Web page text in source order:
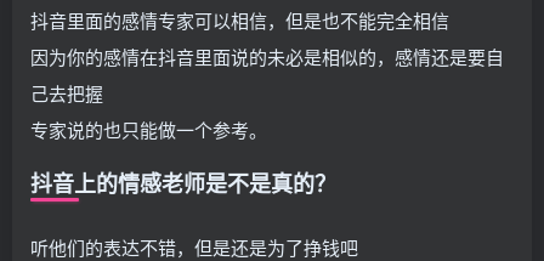
抖音里面的感情专家可以相信，但是也不能完全相信
因为你的感情在抖音里面说的未必是相似的，感情还是要自
己去把握
专家说的也只能做一个参考。
抖音上的情感老师是不是真的？
听他们的表达不错，但是还是为了挣钱吧